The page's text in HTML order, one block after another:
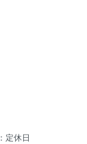
：定休日